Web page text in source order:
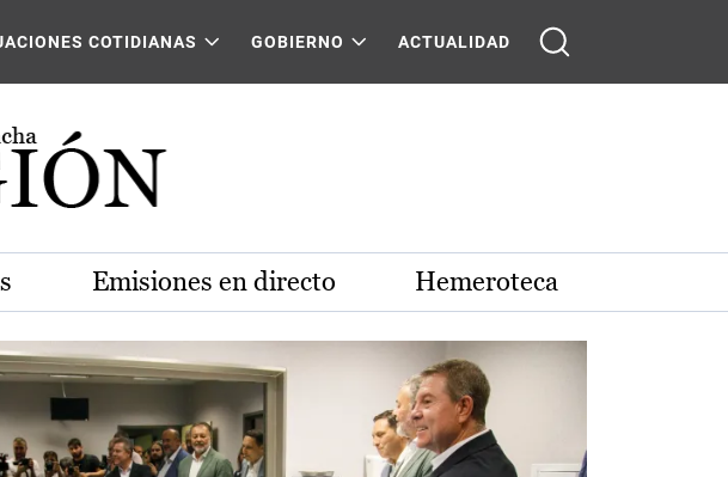
COTIDIANAS GOBIERNO ACTUALIDAD
Emisiones en directo Hemeroteca